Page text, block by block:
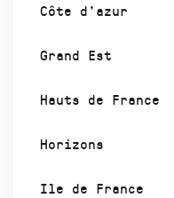
Côte d’azur
Grand Est
Hauts de France
Horizons
Ile de France